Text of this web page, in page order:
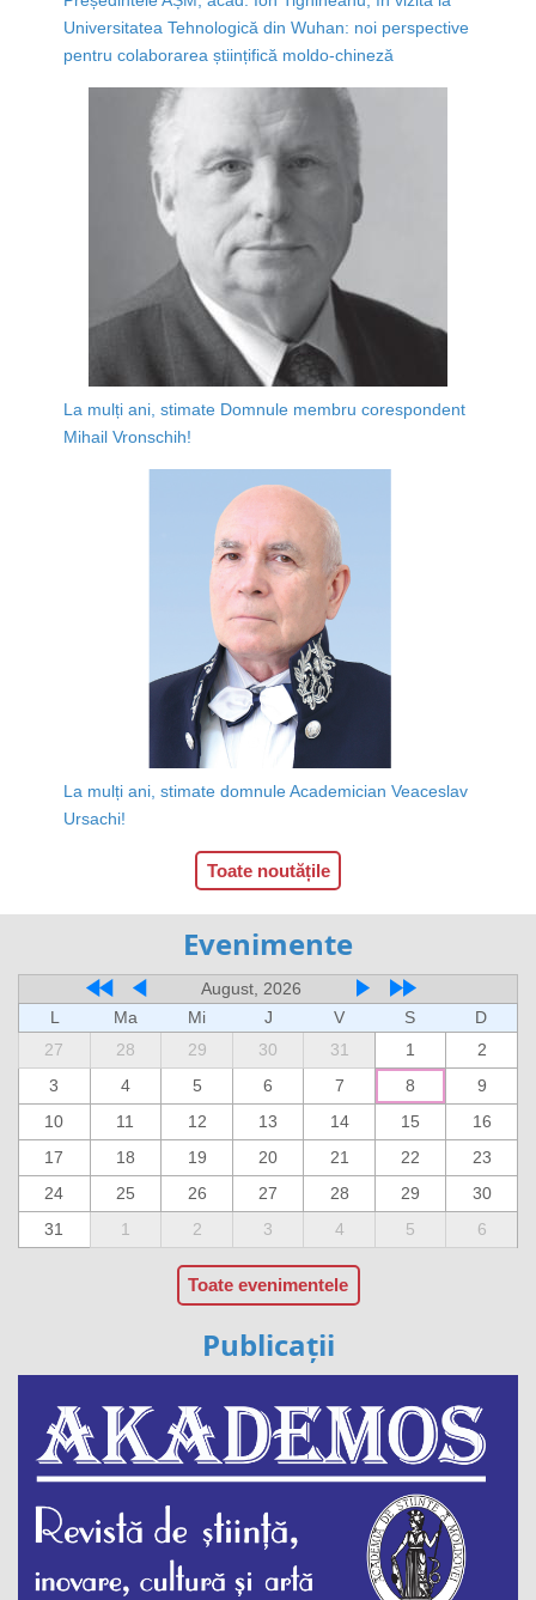
Universitatea Tehnologică din Wuhan: noi perspective
pentru colaborarea științifică moldo-chineză
La mulți ani, stimate Domnule membru corespondent
Mihail Vronschih!
La mulți ani, stimate domnule Academician Veaceslav
Ursachi!
Toate noutățile
Evenimente
August, 2026
L
Ma Mi J V S
D
27
28 29 30 31 1
2
3
4 5 6 7 8
9
10
11 12 13 14 15
16
17
18 19 20 21 22
23
24
25 26 27 28 29
30
31
1 2 3 4 5 6
Toate evenimentele
Publicații